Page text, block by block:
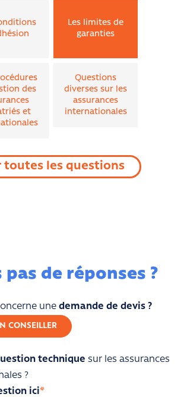
Les limites de
garanties
des
et
Questions
diverses sur les
assurances
internationales
toutes les questions
de réponses ?
une demande de devis ?
CONSEILLER
technique sur les assurances
?
ici*